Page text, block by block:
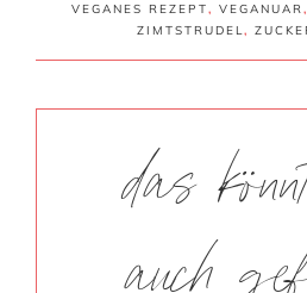
VEGANES REZEPT, VEGANUAR,
ZIMTSTRUDEL,
das